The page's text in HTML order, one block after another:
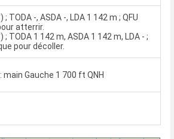
; TODA -, ASDA -, LDA 1 142 m ; QFU
atterrir.
; TODA 1 142 m, ASDA 1 142 m, LDA - ;
pour décoller.
: main Gauche 1 700 ft QNH